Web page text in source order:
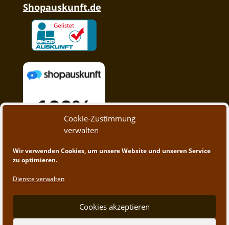
Cookie-Zustimmung
verwalten
Wir verwenden Cookies, um unsere Website und unseren Service
zu optimieren.
Dienste verwalten
Cookies akzeptieren
Shopauskunft.de